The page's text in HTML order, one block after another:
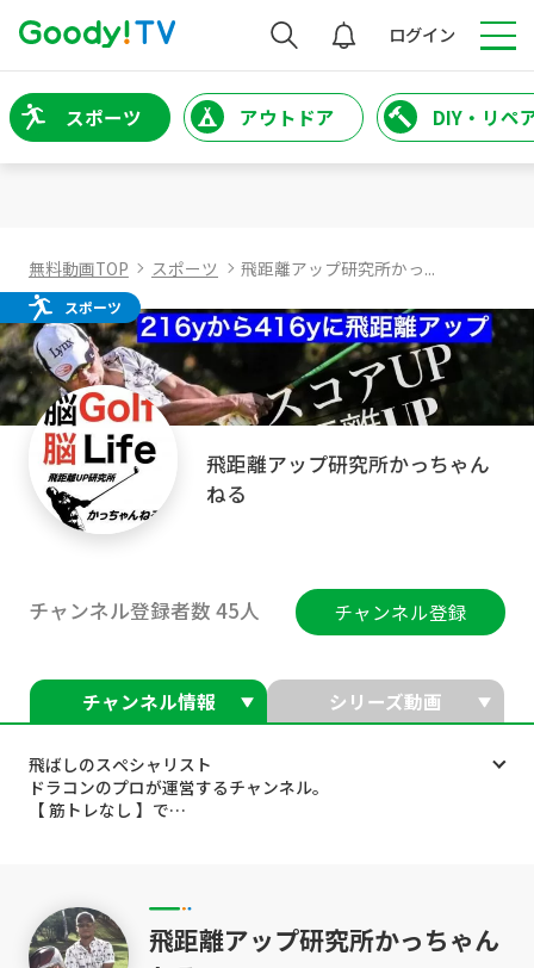
検索 ログイン
スポーツ アウトドア DIY・リペ
無料動画TOP スポーツ 飛距離アップ研究所かっ...
スポーツ
飛距離アップ研究所かっちゃん
ねる
チャンネル登録者数 45人 チャンネル登録
チャンネル情報 シリーズ動画
飛ばしのスペシャリスト
ドラコンのプロが運営するチャンネル。
【 筋トレなし 】で
ドラコン大会では47才で416ヤードを記録。
10年連続全国大会出場、アジア大会２位と
飛距離アップ研究所かっちゃん